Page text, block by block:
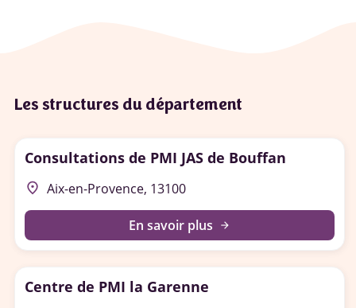
Les structures du département
Consultations de PMI JAS de Bouffan
place Aix-en-Provence, 13100
En savoir plus arrow_forward
Centre de PMI la Garenne